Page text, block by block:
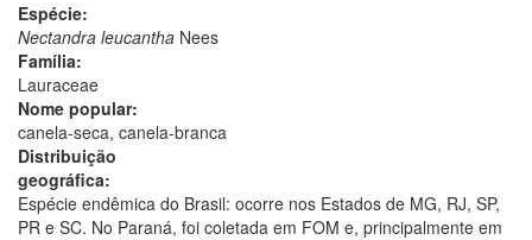
Espécie:
Nectandra leucantha Nees
Família:
Lauraceae
Nome popular:
canela-seca, canela-branca
Distribuição
geográfica:
Espécie endêmica do Brasil: ocorre nos Estados de MG, RJ, SP,
PR e SC. No Paraná, foi coletada em FOM e, principalmente em